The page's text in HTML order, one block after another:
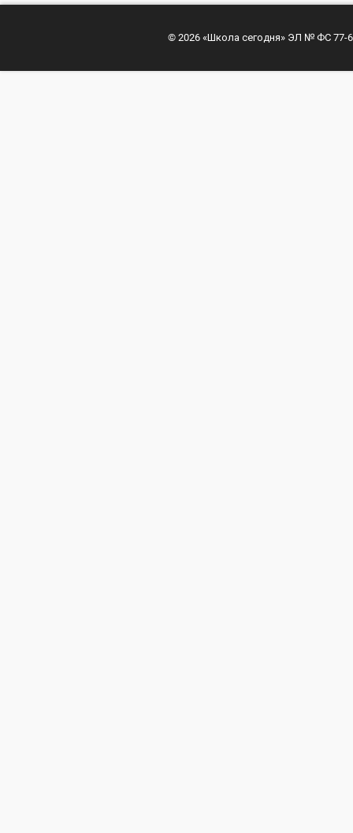
© 2026 «Школа сегодня» ЭЛ № ФС 77-